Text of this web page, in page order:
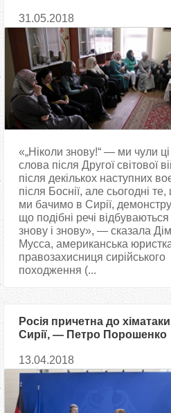
31.05.2018
«„Ніколи знову!“ — ми чули ці
слова після Другої світової
після декількох наступних
після Боснії, але сьогодні
ми бачимо в Сирії,
що подібні речі відбуваються
знову і знову», — сказала
Мусса, американська
правозахисниця сирійського
походження (...
Росія причетна до
Сирії, — Петро Порошенко
13.04.2018